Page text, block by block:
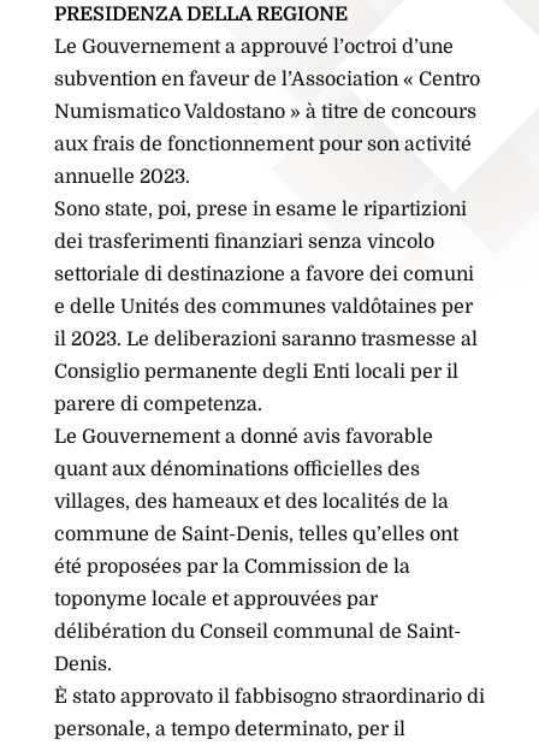
PRESIDENZA DELLA REGIONE
Le Gouvernement a approuvé l’octroi d’une
subvention en faveur de l’Association « Centro
Numismatico Valdostano » à titre de concours
aux frais de fonctionnement pour son activité
annuelle 2023.
Sono state, poi, prese in esame le ripartizioni
dei trasferimenti finanziari senza vincolo
settoriale di destinazione a favore dei comuni
e delle Unités des communes valdôtaines per
il 2023. Le deliberazioni saranno trasmesse al
Consiglio permanente degli Enti locali per il
parere di competenza.
Le Gouvernement a donné avis favorable
quant aux dénominations officielles des
villages, des hameaux et des localités de la
commune de Saint-Denis, telles qu’elles ont
été proposées par la Commission de la
toponyme locale et approuvées par
délibération du Conseil communal de Saint-
Denis.
È stato approvato il fabbisogno straordinario di
personale, a tempo determinato, per il